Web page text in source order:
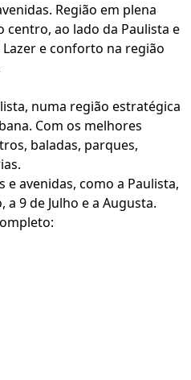
Região em plena
ao lado da Paulista e
e conforto na região
numa região estratégica
Com os melhores
baladas, parques,
e avenidas, como a Paulista,
a 9 de Julho e a Augusta.